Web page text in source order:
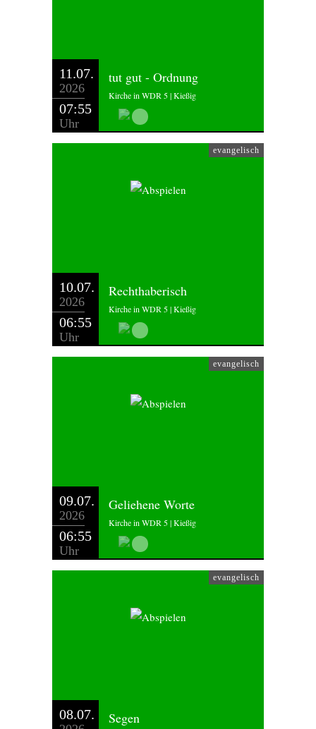
11.07.
2026
07:55
Uhr
tut gut - Ordnung
Kirche in WDR 5 | Kießig
evangelisch
10.07.
2026
06:55
Uhr
Rechthaberisch
Kirche in WDR 5 | Kießig
evangelisch
09.07.
2026
06:55
Uhr
Geliehene Worte
Kirche in WDR 5 | Kießig
evangelisch
08.07. Segen